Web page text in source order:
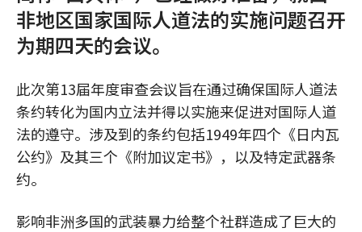
非地区国家国际人道法的实施问题召开
为期四天的会议。
此次第13届年度审查会议旨在通过确保国际人道法
条约转化为国内立法并得以实施来促进对国际人道
法的遵守。涉及到的条约包括1949年四个《日内瓦
公约》及其三个《附加议定书》，以及特定武器条
约。
影响非洲多国的武装暴力给整个社群造成了巨大的